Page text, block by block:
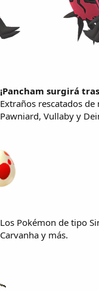
¡Pancham surgirá
Extraños rescatados
Pawniard, Vullaby y
Los Pokémon de tipo
Carvanha y más.